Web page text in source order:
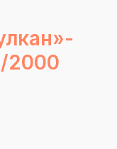
2000